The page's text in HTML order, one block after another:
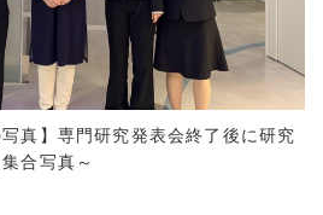
真】専門研究発表会終了後に研究
合写真～